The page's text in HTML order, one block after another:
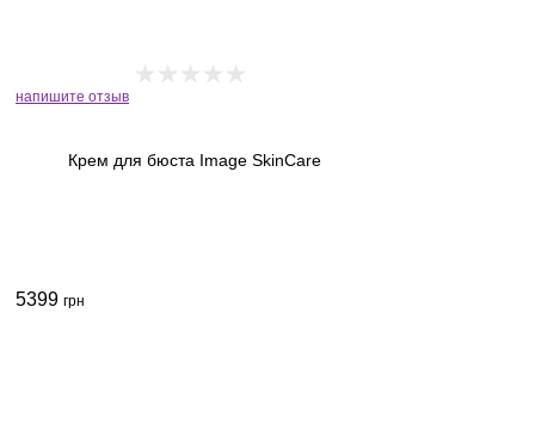
напишите отзыв
Крем для бюста Image SkinCare
5399 грн